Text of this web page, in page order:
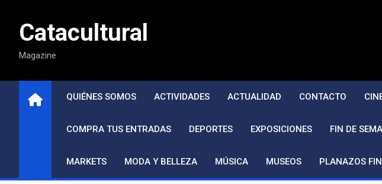
contenidoCatacultural
Magazine
QUIÉNES SOMOS ACTIVIDADES ACTUALIDAD CONTACTO
COMPRA TUS ENTRADAS DEPORTES EXPOSICIONES FIN DE
MARKETS MODA Y BELLEZA MÚSICA MUSEOS PLANAZOS